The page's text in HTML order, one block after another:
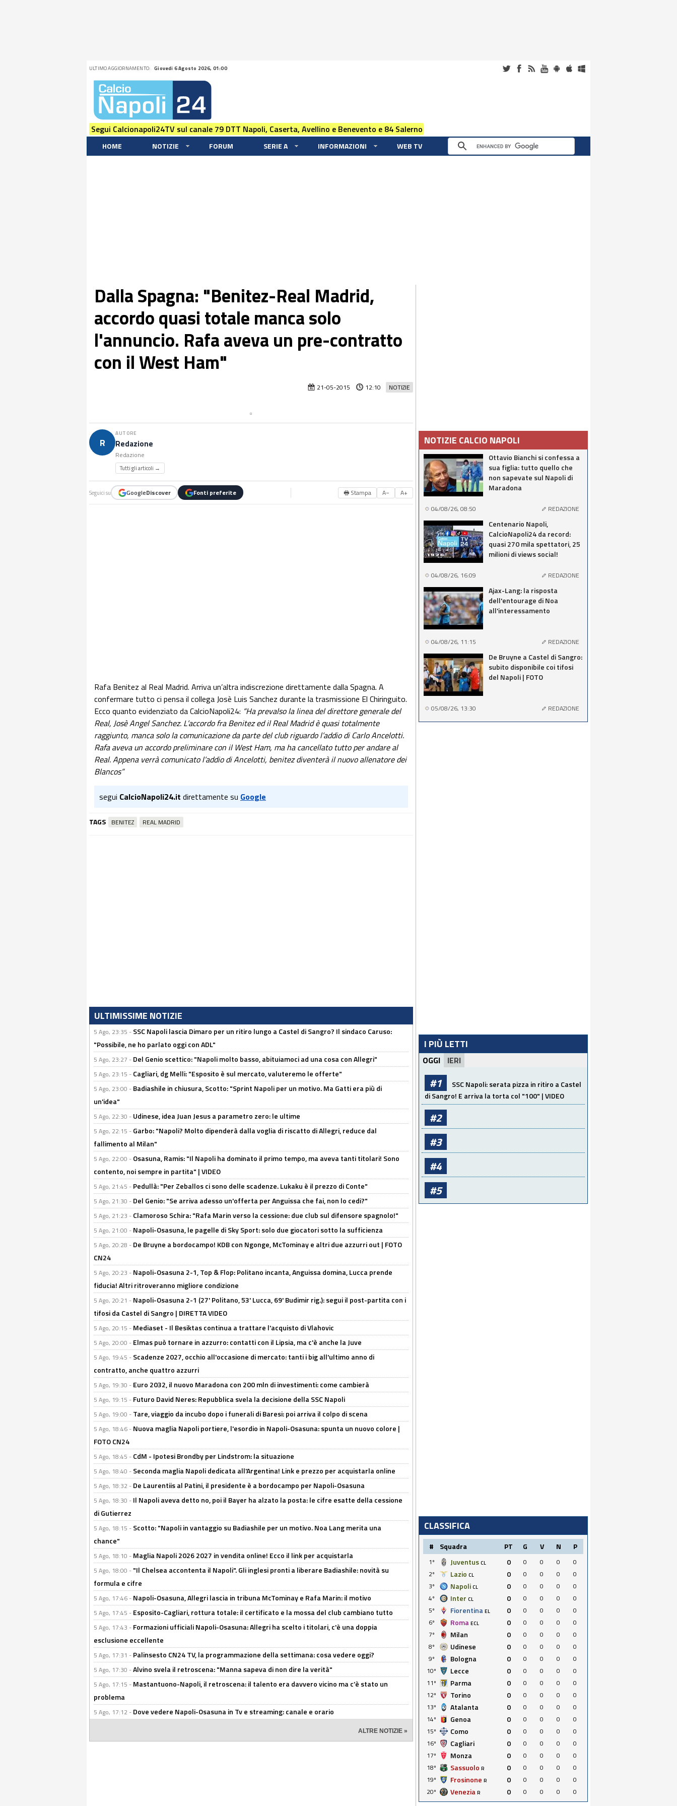
ULTIMO AGGIORNAMENTO: Giovedi 6 Agosto 2026, 01:00
Segui Calcionapoli24TV sul canale 79 DTT Napoli, Caserta, Avellino e Benevento e 84 Salerno
HOME NOTIZIE FORUM SERIE A INFORMAZIONI WEB TV
Dalla Spagna: "Benitez-Real Madrid,
accordo quasi totale manca solo
l'annuncio. Rafa aveva un pre-contratto
con il West Ham"
NOTIZIE
21-05-2015 12:10
R
AUTORE
Redazione
Redazione
Tutti gli articoli →
Seguici su GoogleDiscover Fonti preferite 🖶 Stampa A− A+
Rafa Benitez al Real Madrid. Arriva un’altra indiscrezione direttamente dalla Spagna. A
confermare tutto ci pensa il collega Josè Luis Sanchez durante la trasmissione El Chiringuito.
Ecco quanto evidenziato da CalcioNapoli24: “Ha prevalso la linea del direttore generale del
Real, Josè Angel Sanchez. L’accordo fra Benitez ed il Real Madrid è quasi totalmente
raggiunto, manca solo la comunicazione da parte del club riguardo l’addio di Carlo Ancelotti.
Rafa aveva un accordo preliminare con il West Ham, ma ha cancellato tutto per andare al
Real. Appena verrà comunicato l’addio di Ancelotti, benitez diventerà il nuovo allenatore dei
Blancos”
segui CalcioNapoli24.it direttamente su Google
TAGS BENITEZ REAL MADRID
ULTIMISSIME NOTIZIE
5 Ago, 23:35 - SSC Napoli lascia Dimaro per un ritiro lungo a Castel di Sangro? Il sindaco Caruso:
"Possibile, ne ho parlato oggi con ADL"
5 Ago, 23:27 - Del Genio scettico: "Napoli molto basso, abituiamoci ad una cosa con Allegri"
5 Ago, 23:15 - Cagliari, dg Melli: "Esposito è sul mercato, valuteremo le offerte"
5 Ago, 23:00 - Badiashile in chiusura, Scotto: "Sprint Napoli per un motivo. Ma Gatti era più di
un'idea"
5 Ago, 22:30 - Udinese, idea Juan Jesus a parametro zero: le ultime
5 Ago, 22:15 - Garbo: "Napoli? Molto dipenderà dalla voglia di riscatto di Allegri, reduce dal
fallimento al Milan"
5 Ago, 22:00 - Osasuna, Ramis: "Il Napoli ha dominato il primo tempo, ma aveva tanti titolari! Sono
contento, noi sempre in partita" | VIDEO
5 Ago, 21:45 - Pedullà: "Per Zeballos ci sono delle scadenze. Lukaku è il prezzo di Conte"
5 Ago, 21:30 - Del Genio: "Se arriva adesso un'offerta per Anguissa che fai, non lo cedi?"
5 Ago, 21:23 - Clamoroso Schira: "Rafa Marin verso la cessione: due club sul difensore spagnolo!"
5 Ago, 21:00 - Napoli-Osasuna, le pagelle di Sky Sport: solo due giocatori sotto la sufficienza
5 Ago, 20:28 - De Bruyne a bordocampo! KDB con Ngonge, McTominay e altri due azzurri out | FOTO
CN24
5 Ago, 20:23 - Napoli-Osasuna 2-1, Top & Flop: Politano incanta, Anguissa domina, Lucca prende
fiducia! Altri ritroveranno migliore condizione
5 Ago, 20:21 - Napoli-Osasuna 2-1 (27' Politano, 53' Lucca, 69' Budimir rig.): segui il post-partita con i
tifosi da Castel di Sangro | DIRETTA VIDEO
5 Ago, 20:15 - Mediaset - Il Besiktas continua a trattare l'acquisto di Vlahovic
5 Ago, 20:00 - Elmas può tornare in azzurro: contatti con il Lipsia, ma c'è anche la Juve
5 Ago, 19:45 - Scadenze 2027, occhio all'occasione di mercato: tanti i big all'ultimo anno di
contratto, anche quattro azzurri
5 Ago, 19:30 - Euro 2032, il nuovo Maradona con 200 mln di investimenti: come cambierà
5 Ago, 19:15 - Futuro David Neres: Repubblica svela la decisione della SSC Napoli
5 Ago, 19:00 - Tare, viaggio da incubo dopo i funerali di Baresi: poi arriva il colpo di scena
5 Ago, 18:46 - Nuova maglia Napoli portiere, l'esordio in Napoli-Osasuna: spunta un nuovo colore |
FOTO CN24
5 Ago, 18:45 - CdM - Ipotesi Brondby per Lindstrom: la situazione
5 Ago, 18:40 - Seconda maglia Napoli dedicata all'Argentina! Link e prezzo per acquistarla online
5 Ago, 18:32 - De Laurentiis al Patini, il presidente è a bordocampo per Napoli-Osasuna
5 Ago, 18:30 - Il Napoli aveva detto no, poi il Bayer ha alzato la posta: le cifre esatte della cessione
di Gutierrez
5 Ago, 18:15 - Scotto: "Napoli in vantaggio su Badiashile per un motivo. Noa Lang merita una
chance"
5 Ago, 18:10 - Maglia Napoli 2026 2027 in vendita online! Ecco il link per acquistarla
5 Ago, 18:00 - "Il Chelsea accontenta il Napoli". Gli inglesi pronti a liberare Badiashile: novità su
formula e cifre
5 Ago, 17:46 - Napoli-Osasuna, Allegri lascia in tribuna McTominay e Rafa Marin: il motivo
5 Ago, 17:45 - Esposito-Cagliari, rottura totale: il certificato e la mossa del club cambiano tutto
5 Ago, 17:43 - Formazioni ufficiali Napoli-Osasuna: Allegri ha scelto i titolari, c'è una doppia
esclusione eccellente
5 Ago, 17:31 - Palinsesto CN24 TV, la programmazione della settimana: cosa vedere oggi?
5 Ago, 17:30 -Alvino svela il retroscena: "Manna sapeva di non dire la verità"
5 Ago, 17:15 - Mastantuono-Napoli, il retroscena: il talento era davvero vicino ma c’è stato un
problema
5 Ago, 17:12 - Dove vedere Napoli-Osasuna in Tv e streaming: canale e orario
ALTRE NOTIZIE »
NOTIZIE CALCIO NAPOLI
Ottavio Bianchi si confessa a
sua figlia: tutto quello che
non sapevate sul Napoli di
Maradona
04/08/26, 08:50 REDAZIONE
Centenario Napoli,
CalcioNapoli24 da record:
quasi 270 mila spettatori, 25
milioni di views social!
04/08/26, 16:09 REDAZIONE
Ajax-Lang: la risposta
dell'entourage di Noa
all'interessamento
04/08/26, 11:15 REDAZIONE
De Bruyne a Castel di Sangro:
subito disponibile coi tifosi
del Napoli | FOTO
05/08/26, 13:30 REDAZIONE
I PIÙ LETTI
OGGI IERI
#1
SSC Napoli: serata pizza in ritiro a Castel
di Sangro! E arriva la torta col "100" | VIDEO
#2
#3
#4
#5
CLASSIFICA
# Squadra PT G V N P
1º Juventus CL 0 0 0 0
0
2º
Lazio CL 0 0 0 0
0
3º
Napoli CL 0 0 0 0
0
4º
Inter CL 0 0 0 0
0
5º
Fiorentina EL 0 0 0 0
0
6º
Roma ECL 0 0 0 0
0
7º
Milan 0 0 0 0
0
8º
Udinese 0 0 0 0
0
9º
Bologna 0 0 0 0
0
10º
Lecce 0 0 0 0
0
11º
Parma 0 0 0 0
0
12º
Torino 0 0 0 0
0
13º
Atalanta 0 0 0 0
0
14º
Genoa 0 0 0 0
0
15º
Como 0 0 0 0
0
16º
Cagliari 0 0 0 0
0
17º
Monza 0 0 0 0
0
18º
Sassuolo R 0 0 0 0
0
19º
Frosinone R 0 0 0 0
0
20º
Venezia R 0 0 0 0 0